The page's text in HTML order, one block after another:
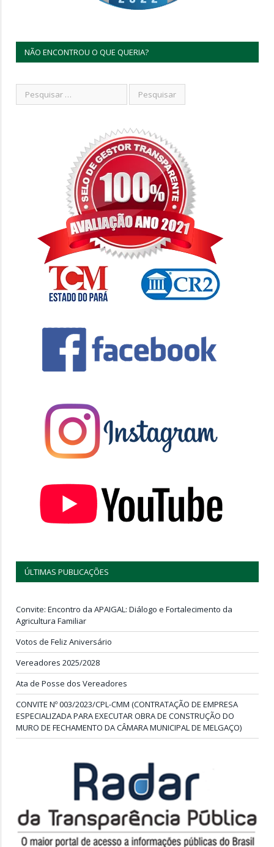
NÃO ENCONTROU O QUE QUERIA?
ÚLTIMAS PUBLICAÇÕES
Convite: Encontro da APAIGAL: Diálogo e Fortalecimento da
Agricultura Familiar
Votos de Feliz Aniversário
Vereadores 2025/2028
Ata de Posse dos Vereadores
CONVITE Nº 003/2023/CPL-CMM (CONTRATAÇÃO DE EMPRESA
ESPECIALIZADA PARA EXECUTAR OBRA DE CONSTRUÇÃO DO
MURO DE FECHAMENTO DA CÂMARA MUNICIPAL DE MELGAÇO)